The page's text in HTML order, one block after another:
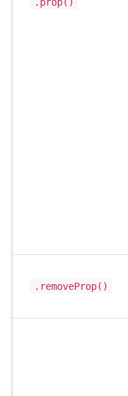
.prop()
.removeProp()